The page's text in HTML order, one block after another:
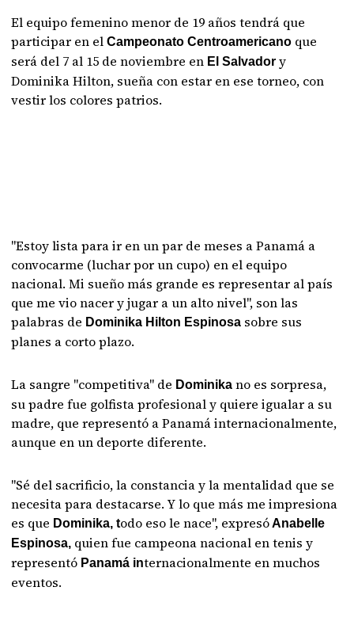
El equipo femenino menor de 19 años tendrá que
participar en elCampeonato Centroamericano que
será del 7 al 15 de noviembre en El Salvador y
Dominika Hilton, sueña con estar en ese torneo, con
vestir los colores patrios.
"Estoy lista para ir en un par de meses a Panamá a
convocarme (luchar por un cupo) en el equipo
nacional. Mi sueño más grande es representar al país
que me vio nacer y jugar a un alto nivel", son las
palabras de Dominika Hilton Espinosa sobre sus
planes a corto plazo.
La sangre "competitiva" de Dominikano es sorpresa,
su padre fue golfista profesional y quiere igualar a su
madre, que representó a Panamá internacionalmente,
aunque en un deporte diferente.
"Sé del sacrificio, la constancia y la mentalidad que se
necesita para destacarse. Y lo que más me impresiona
es que Dominika, todo eso le nace", expresóAnabelle
Espinosa, quien fue campeona nacional en tenis y
representó Panamá internacionalmente en muchos
eventos.